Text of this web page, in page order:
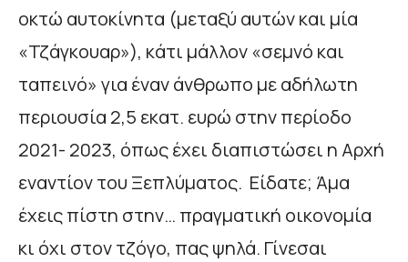
οκτώ αυτοκίνητα (μεταξύ αυτών και μία
«Τζάγκουαρ»), κάτι μάλλον «σεμνό και
ταπεινό» για έναν άνθρωπο με αδήλωτη
περιουσία 2,5 εκατ. ευρώ στην περίοδο
2021- 2023, όπως έχει διαπιστώσει η Αρχή
εναντίον του Ξεπλύματος. Είδατε; Άμα
έχεις πίστη στην… πραγματική οικονομία
κι όχι στον τζόγο, πας ψηλά. Γίνεσαι